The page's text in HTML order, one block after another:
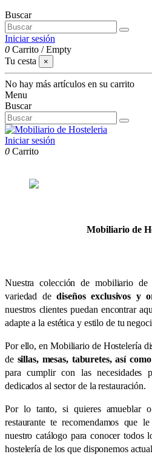
Buscar
Iniciar sesión
0 Carrito /Empty
Tu cesta
×
No hay más artículos en su carrito
Menu
Buscar
Iniciar sesión
0 Carrito
Mobiliario de
Nuestra colección de mobiliario de
variedad dediseños exclusivos y
nuestros clientes puedan encontrar
adapte a la estética y estilo de tu
Por ello, en Mobiliario de Hostelería
de sillas, mesas, taburetes, así
para cumplir con las necesidades
dedicados al sector de la restauración.
Por lo tanto, si quieres amueblar
restaurante te recomendamos que
nuestro catálogo para conocer todos
hostelería de los que disponemos